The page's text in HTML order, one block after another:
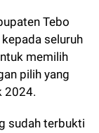
Tebo
seluruh
memilih
pilih yang
2024.
sudah terbukti